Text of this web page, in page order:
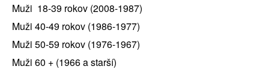
Muži 18-39 rokov (2008-1987)
Muži 40-49 rokov (1986-1977)
Muži 50-59 rokov (1976-1967)
Muži 60 + (1966 a starší)